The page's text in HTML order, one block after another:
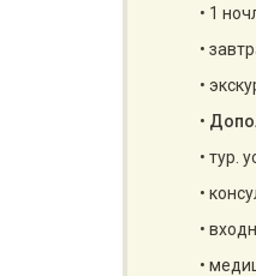
• 1
•
•
•
• тур.
•
•
•